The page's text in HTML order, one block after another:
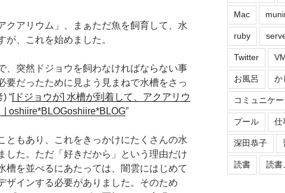
クアリウム」、まぁただ魚を飼育して、水
、これを始めました。
、突然ドジョウを飼わなければならない事
要だったために見よう見まねで水槽をさっ
“[ドジョウが] 水槽が到着して、アクアリウ
| oshiire*BLOGoshiire*BLOG”
ともあり、これをきっかけにたくさんの水
した。ただ「好きだから」という理由だけ
槽を並べるにあたっては、闇雲にはじめて
ザインする必要がありました。そのため
Mac
ruby
Twitter
お風呂 か
コミュニケ
プール 仕
深田恭子
読書 読書